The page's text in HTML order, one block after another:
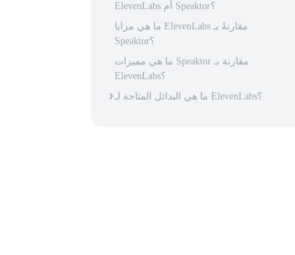
ElevenLabs أم Speaktor؟
ما هي مزايا ElevenLabs مقارنةً بـ
Speaktor؟
ما هي مميزات Speaktor مقارنة بـ
ElevenLabs؟
ما هي البدائل المتاحة لـ ElevenLabs؟